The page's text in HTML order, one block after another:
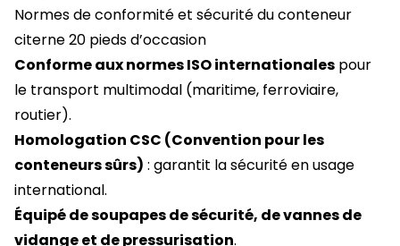
Normes de conformité et sécurité du conteneur
citerne 20 pieds d’occasion
Conforme aux normes ISO internationales pour
le transport multimodal (maritime, ferroviaire,
routier).
Homologation CSC (Convention pour les
conteneurs sûrs) : garantit la sécurité en usage
international.
Équipé de soupapes de sécurité, de vannes de
vidange et de pressurisation.